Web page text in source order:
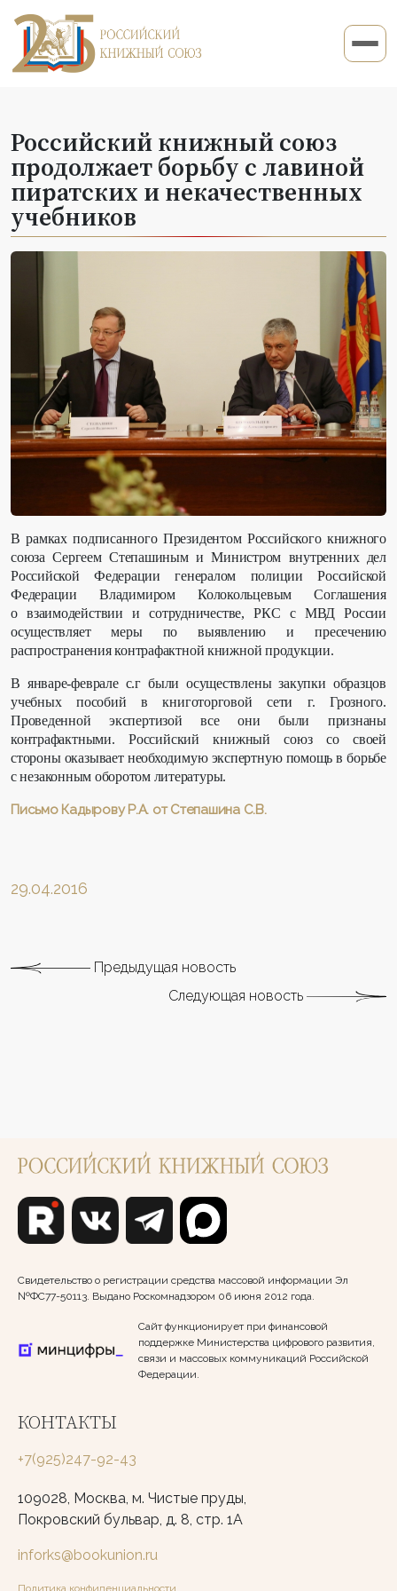
Российский книжный союз
продолжает борьбу с лавиной
пиратских и некачественных
учебников
В рамках подписанного Президентом Российского книжного
союза Сергеем Степашиным и Министром внутренних дел
Российской Федерации генералом полиции Российской
ФедерацииВладимиром Колокольцевым Соглашения
о взаимодействии и сотрудничестве, РКС с МВД России
осуществляет меры по выявлению и пресечению
распространения контрафактной книжной продукции.
В январе-феврале с.г были осуществлены закупки образцов
учебных пособий в книготорговой сети г. Грозного.
Проведенной экспертизой все они были признаны
контрафактными. Российский книжный союз со своей
стороны оказывает необходимую экспертную помощь в борьбе
с незаконным оборотом литературы.
Письмо Кадырову Р.А. от Степашина С.В.
29.04.2016
Предыдущая новость
Следующая новость
Свидетельство о регистрации средства массовой информации Эл
№ФС77-50113. Выдано Роскомнадзором 06 июня 2012 года.
Сайт функционирует при финансовой
поддержке Министерства цифрового развития,
связи и массовых коммуникаций Российской
Федерации.
КОНТАКТЫ
+7(925)247-92-43
109028, Москва, м. Чистые пруды,
Покровский бульвар, д. 8, стр. 1А
inforks@bookunion.ru